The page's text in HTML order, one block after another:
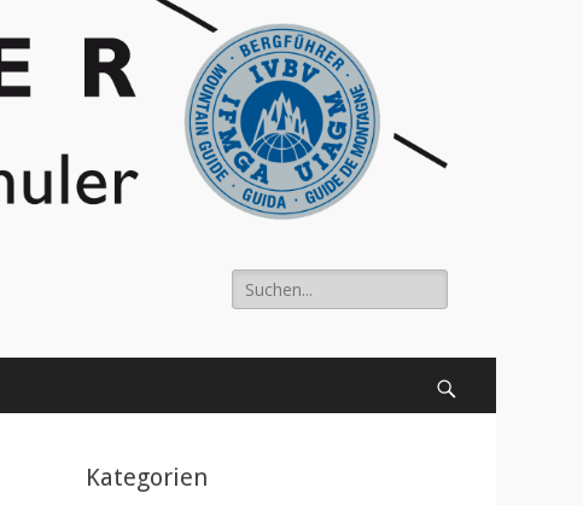
Suche
nach:
Kategorien